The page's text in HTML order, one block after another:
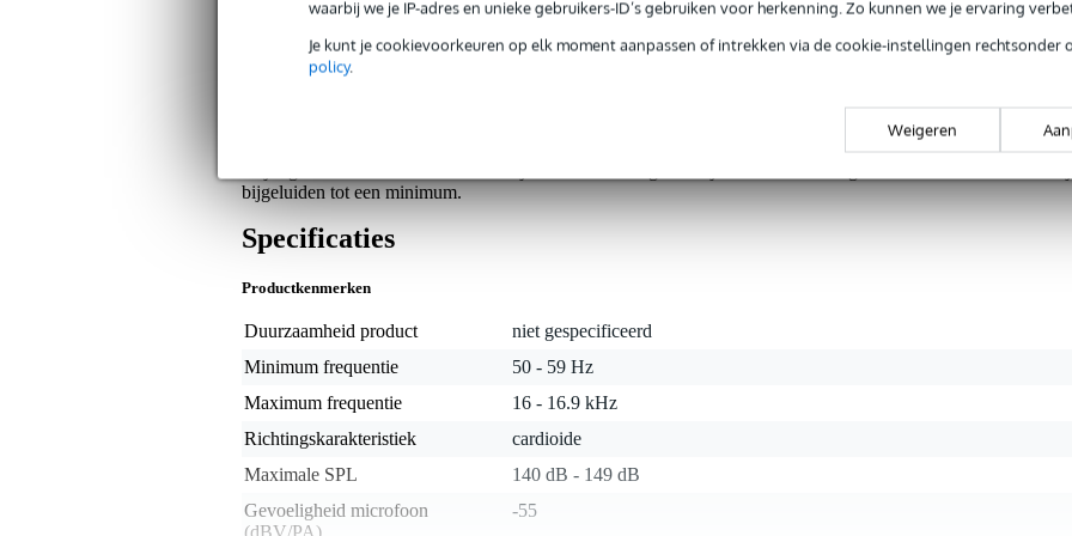
waarbij we je IP-adres en unieke gebruikers-ID’s gebruiken voor herkenning. Zo kunnen we je ervaring
Je kunt je cookievoorkeuren op elk moment aanpassen of intrekken via de cookie-instellingen rechtsonder
policy.
Weigeren
Op dit product krijg je 3 jaar Bax Music Garantie.
Zoek je een betaalbare zangmicrofoon van een topmerk? De XS 1 van Sennheiser is het antwoord. Met zijn
cardioïde richtingskarakteristiek zul je niet snel last hebben van feedback. De XS 1 heeft een
die is geoptimaliseerd voor zang een spraak. De lichte boost in de hoog/midden frequenties zorgt ervoor dat je
bijgeluiden tot een minimum.
Specificaties
Productkenmerken
Duurzaamheid product
niet gespecificeerd
Minimum frequentie
50 - 59 Hz
Maximum frequentie
16 - 16.9 kHz
Richtingskarakteristiek
cardioide
Maximale SPL
140 dB - 149 dB
Gevoeligheid microfoon
(dBV/PA)
-55